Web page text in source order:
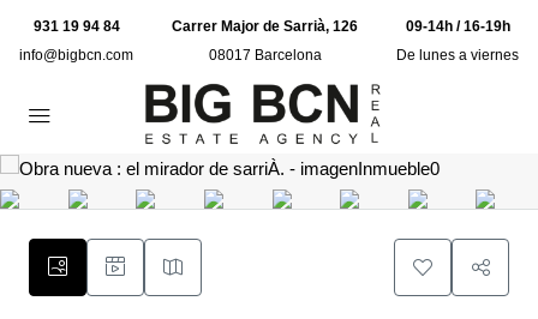
931 19 94 84
info@bigbcn.com
Carrer Major de Sarrià, 126
08017 Barcelona
09-14h / 16-19h
De lunes a viernes